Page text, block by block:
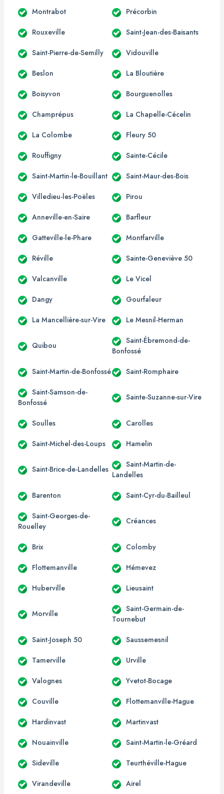
Montrabot Précorbin
Rouxeville Saint-Jean-des-Baisants
Saint-Pierre-de-Semilly Vidouville
Beslon La Bloutière
Boisyvon Bourguenolles
Champrépus La Chapelle-Cécelin
La Colombe Fleury 50
Rouffigny Sainte-Cécile
Saint-Martin-le-Bouillant Saint-Maur-des-Bois
Villedieu-les-Poëles Pirou
Anneville-en-Saire Barfleur
Gatteville-le-Phare Montfarville
Réville Sainte-Geneviève 50
Valcanville Le Vicel
Dangy Gourfaleur
La Mancellière-sur-Vire Le Mesnil-Herman
Quibou
Saint-Ébremond-de-
Bonfossé
Saint-Martin-de-Bonfossé Saint-Romphaire
Saint-Samson-de-
Bonfossé
Sainte-Suzanne-sur-Vire
Soulles Carolles
Saint-Michel-des-Loups Hamelin
Saint-Brice-de-Landelles
Saint-Martin-de-
Landelles
Barenton Saint-Cyr-du-Bailleul
Saint-Georges-de-
Rouelley
Créances
Brix Colomby
Flottemanville Hémevez
Huberville Lieusaint
Morville
Saint-Germain-de-
Tournebut
Saint-Joseph 50 Saussemesnil
Tamerville Urville
Valognes Yvetot-Bocage
Couville Flottemanville-Hague
Hardinvast Martinvast
Nouainville Saint-Martin-le-Gréard
Sideville Teurthéville-Hague
Virandeville Airel